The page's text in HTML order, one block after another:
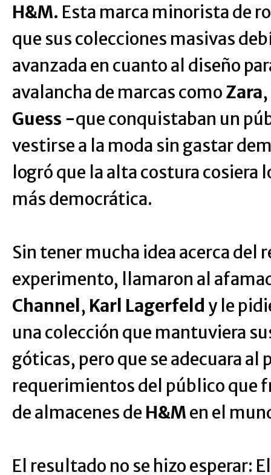
H&M. Esta marca minorista de
que sus colecciones masivas
avanzada en cuanto al diseño
avalancha de marcas comoZara,
Guess -que conquistaban un
vestirse a la moda sin gastar
logró que la alta costura cosiera
más democrática.
Sin tener mucha idea acerca del
experimento, llamaron al
Channel , Karl Lagerfeld y le
una colección que mantuviera
góticas, pero que se adecuara al
requerimientos del público que
de almacenes de H&Men el
El resultado no se hizo esperar: